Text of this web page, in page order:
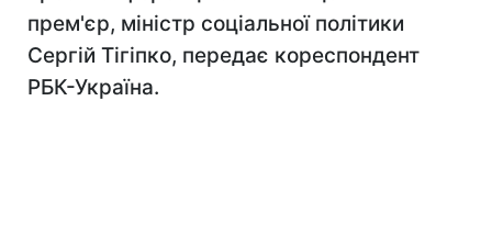
прем'єр, міністр соціальної політики
Сергій Тігіпко, передає кореспондент
РБК-Україна.